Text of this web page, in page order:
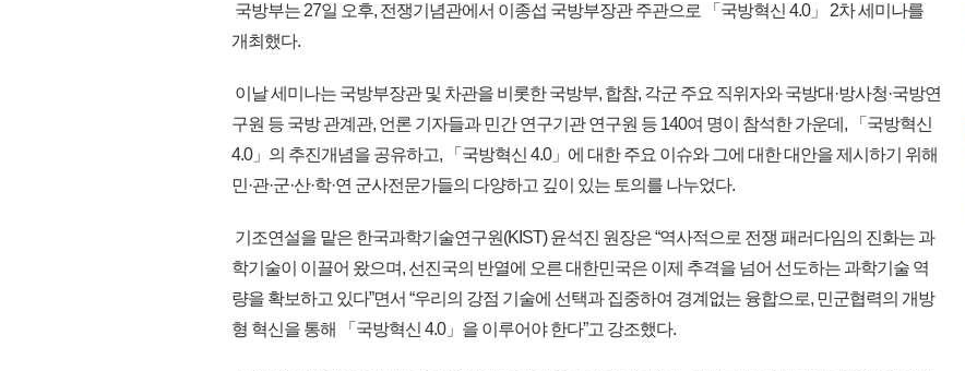
국방부는 27일 오후, 전쟁기념관에서 이종섭 국방부장관 주관으로 「국방혁신 4.0」 2차 세미나를
개최했다.
이날 세미나는 국방부장관 및 차관을 비롯한 국방부, 합참, 각군 주요 직위자와 국방대·방사청·국방연
구원 등 국방 관계관, 언론 기자들과 민간 연구기관 연구원 등 140여 명이 참석한 가운데, 「국방혁신
4.0」의 추진개념을 공유하고, 「국방혁신 4.0」에 대한 주요 이슈와 그에 대한 대안을 제시하기 위해
민·관·군·산·학·연 군사전문가들의 다양하고 깊이 있는 토의를 나누었다.
기조연설을 맡은 한국과학기술연구원(KIST) 윤석진 원장은 “역사적으로 전쟁 패러다임의 진화는 과
학기술이 이끌어 왔으며, 선진국의 반열에 오른 대한민국은 이제 추격을 넘어 선도하는 과학기술 역
량을 확보하고 있다”면서 “우리의 강점 기술에 선택과 집중하여 경계없는 융합으로, 민군협력의 개방
형 혁신을 통해 「국방혁신 4.0」을 이루어야 한다”고 강조했다.